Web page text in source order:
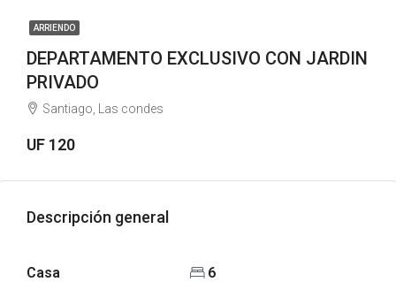
ARRIENDO
DEPARTAMENTO EXCLUSIVO CON JARDIN
PRIVADO
Santiago, Las condes
UF 120
Descripción general
Casa 6